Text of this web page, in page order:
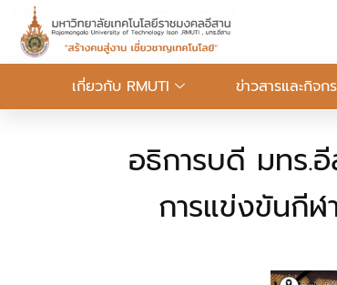
เกี่ยวกับ RMUTI ข่าวสารและกิจก
อธิการบดี มทร.อี
การแข่งขันกีฬ